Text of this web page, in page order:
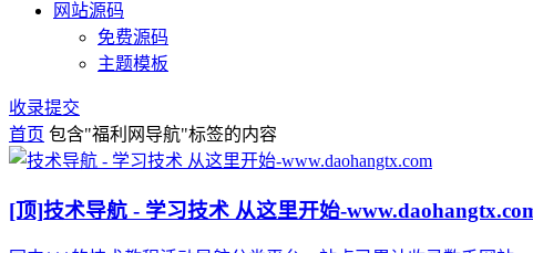
网站源码
免费源码
主题模板
收录提交
首页 包含"福利网导航"标签的内容
[顶]技术导航 - 学习技术 从这里开始-